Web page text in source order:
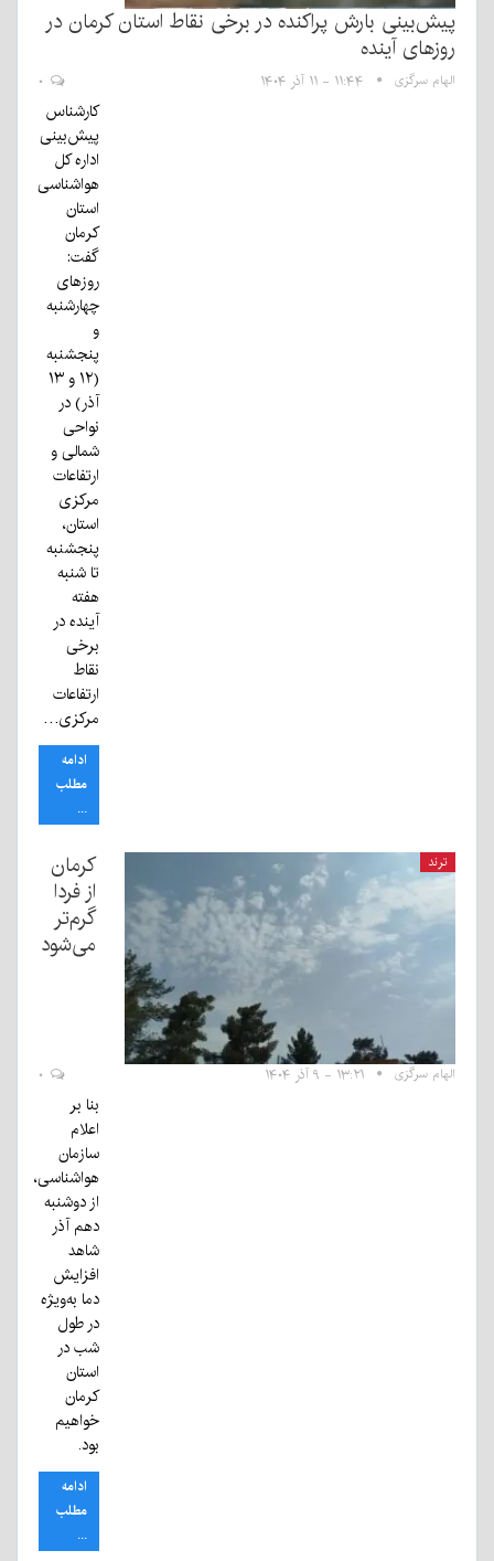
پیش‌بینی بارش پراکنده در برخی نقاط استان کرمان در
روزهای آینده
الهام سرگزی ۱۱:۴۴ - ۱۱ آذر ۱۴۰۴
کارشناس
پیش‌بینی
اداره کل
هواشناسی
استان
کرمان
گفت:
روزهای
چهارشنبه
و
پنجشنبه
(۱۲ و ۱۳
آذر) در
نواحی
شمالی و
ارتفاعات
مرکزی
استان،
پنجشنبه
تا شنبه
هفته
آینده در
برخی
نقاط
ارتفاعات
مرکزی…
ادامه
مطلب
...
ترند
کرمان
از فردا
گرم‌تر
می‌شود
الهام سرگزی ۱۳:۲۱ - ۹ آذر ۱۴۰۴
بنا بر
اعلام
سازمان
هواشناسی،
از دوشنبه
دهم آذر
شاهد
افزایش
دما به‌ویژه
در طول
شب در
استان
کرمان
خواهیم
بود.
ادامه
مطلب
...